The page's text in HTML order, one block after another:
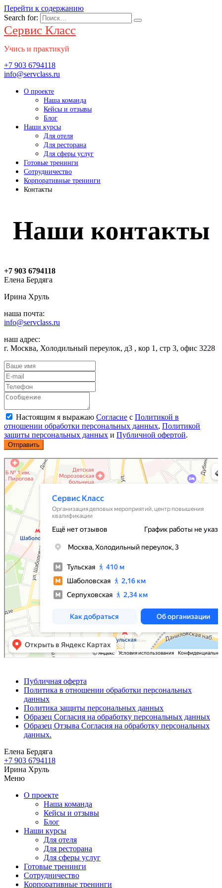
Перейти к содержанию
Search for:
Сервис Класс
Учись и практикуй
+7 903 6794118
info@servclass.ru
О проекте
Наша команда
Кейсы и отзывы
Блог
Наши курсы
Для отеля
Для ресторана
Для сферы услуг
Готовые тренинги
Сотрудничество
Корпоративные тренинги
Контакты
Наши контакты
+7 903 6794118
Елена Бердяга
Ирина Хруль
наша почта:
info@servclass.ru
наш адрес:
г. Москва, Холодильный переулок, д3 , кор 1, стр 3, офис 3228
Настоящим я выражаю Согласие с Политикой в
отношении обработки персональных данных, Политикой
защиты персональных данных и Публичной офертой.
Отправить
Сервис Класс
Организация конференций и семинаров в Москве
Центр повышения квалификации в Москве
Публичная оферта
Политика в отношении обработки персональных
данных
Политика защиты персональных данных
Образец Согласия на обработку персональных данных
Образец Отзыва Согласия на обработку персональных
данных.
Елена Бердяга
+7 903 6794118
Ирина Хруль
Меню
О проекте
Наша команда
Кейсы и отзывы
Блог
Наши курсы
Для отеля
Для ресторана
Для сферы услуг
Готовые тренинги
Сотрудничество
Корпоративные тренинги